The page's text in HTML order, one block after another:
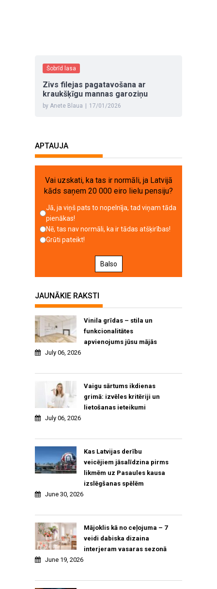
Šobrīd lasa
Zivs filejas pagatavošana ar
kraukšķīgu mannas garoziņu
by Anete Blaua 17/01/2026
APTAUJA
Vai uzskati, ka tas ir normāli, ja Latvijā
kāds saņem 20 000 eiro lielu pensiju?
Jā, ja viņš pats to nopelnīja, tad viņam tāda
pienākas!
Nē, tas nav normāli, ka ir tādas atšķirības!
Grūti pateikt!
Balso
JAUNĀKIE RAKSTI
Vinila grīdas – stila un
funkcionalitātes
apvienojums jūsu mājās
July 06, 2026
Vaigu sārtums ikdienas
grimā: izvēles kritēriji un
lietošanas ieteikumi
July 06, 2026
Kas Latvijas derību
veicējiem jāsalīdzina pirms
likmēm uz Pasaules kausa
izslēgšanas spēlēm
June 30, 2026
Mājoklis kā no ceļojuma – 7
veidi dabiska dizaina
interjeram vasaras sezonā
June 19, 2026